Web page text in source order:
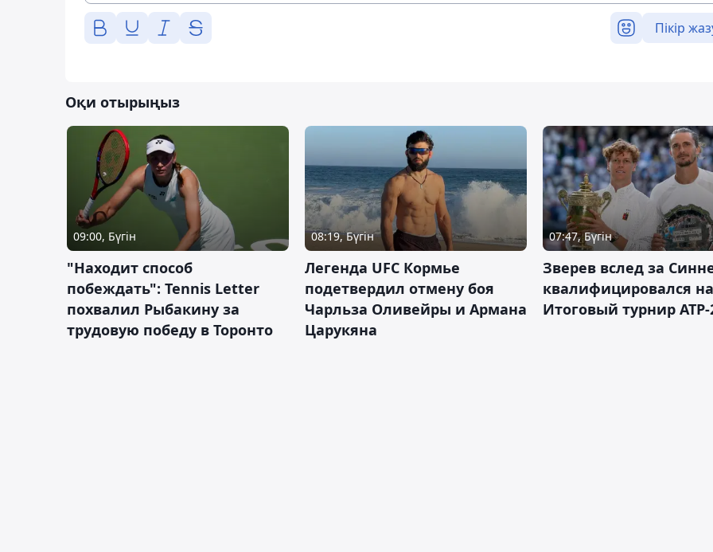
Пікір
Оқи отырыңыз
09:00, Бүгін
"Находит способ
побеждать": Tennis Letter
похвалил Рыбакину за
трудовую победу в Торонто
08:19, Бүгін
Легенда UFC Кормье
подетвердил отмену боя
Чарльза Оливейры и Армана
Царукяна
07:47, Бүгін
Зверев вслед за
квалифицировался на
Итоговый турнир ATP-